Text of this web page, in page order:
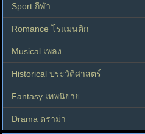
Sport กีฬา
Romance โรแมนติก
Musical เพลง
Historical ประวัติศาสตร์
Fantasy เทพนิยาย
Drama ดราม่า